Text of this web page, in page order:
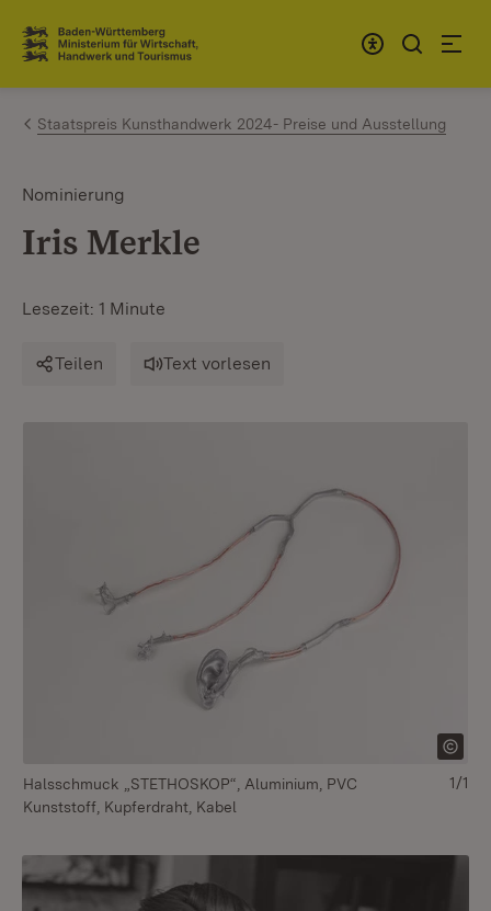
Zum Inhalt springen
Link zur Startseite
Staatspreis Kunsthandwerk 2024- Preise und Ausstellung
Nominierung
Iris Merkle
Lesezeit: 1 Minute
Teilen Text vorlesen
Halsschmuck „STETHOSKOP“, Aluminium, PVC
Kunststoff, Kupferdraht, Kabel
1/1